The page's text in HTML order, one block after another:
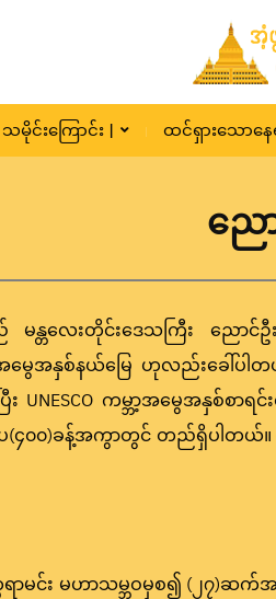
သမိုင်းကြောင်း | ထင်ရှားသောနေရ
ညေ
မန္တလေးတိုင်းဒေသကြီး ညေ
မွေအနှစ်နယ်မြေ ဟုလည်းခေါ်ပါ
း UNESCO ကမ္ဘာ့အမွေအနှစ်
ပေ(၄၀၀)ခန့်အကွာတွင် တည်ရှိပါတယ်
ရာမင်း မဟာသမ္ဘဝမှစ၍ (၂၇)